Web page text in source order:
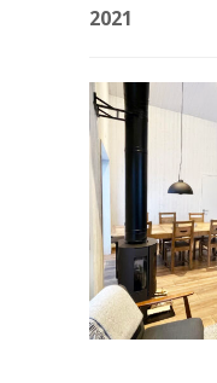
2021